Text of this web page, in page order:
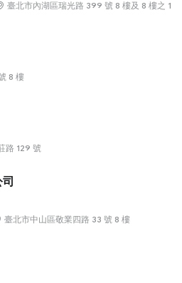
臺北市內湖區瑞光路 399 號 8 樓及 8 樓之 1
8 樓
路 129 號
臺北市中山區敬業四路 33 號 8 樓